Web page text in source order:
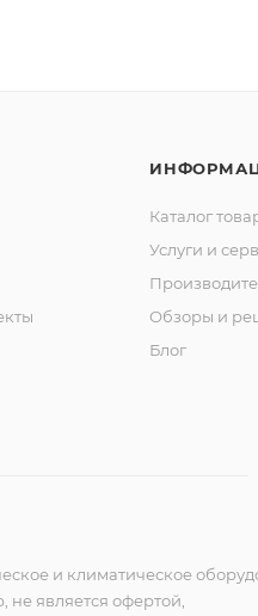
Каталог
Услуги и
Обзоры и
Блог
и климатическое
является офертой,